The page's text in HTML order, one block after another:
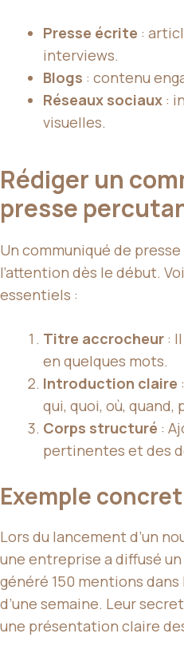
Presse écrite :
interviews.
Blogs : contenu
Réseaux sociaux :
visuelles.
Rédiger un
presse
Un communiqué de
l’attention dès le début.
essentiels :
Titre accrocheur :
en quelques mots.
Introduction claire
qui, quoi, où, quand,
Corps structuré :
pertinentes et des
Exemple concret
Lors du lancement d’un
une entreprise a diffusé
généré 150 mentions
d’une semaine. Leur
une présentation claire